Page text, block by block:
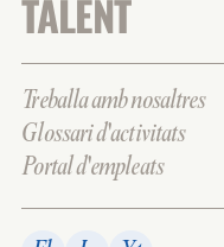
TALENT
Treballa amb nosaltres
Glossari d'activitats
Portal d'empleats